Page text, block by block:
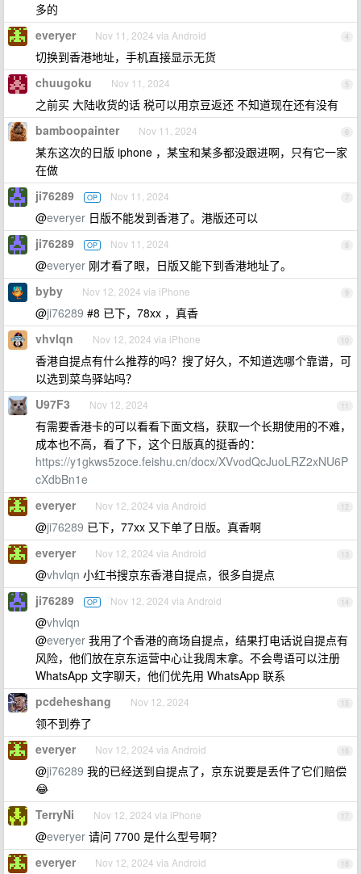
多的
4
everyer Nov 11, 2024 via Android
切换到香港地址，手机直接显示无货
5
chuugoku Nov 11, 2024
之前买 大陆收货的话 税可以用京豆返还 不知道现在还有没有
6
bamboopainter Nov 11, 2024
某东这次的日版 iphone ，某宝和某多都没跟进啊，只有它一家
在做
7
ji76289 OP Nov 11, 2024
@everyer 日版不能发到香港了。港版还可以
8
ji76289 OP Nov 11, 2024
@everyer 刚才看了眼，日版又能下到香港地址了。
9
byby Nov 12, 2024 via iPhone
@ji76289 #8 已下，78xx ，真香
10
vhvlqn Nov 12, 2024 via iPhone
香港自提点有什么推荐的吗？搜了好久，不知道选哪个靠谱，可
以选到菜鸟驿站吗？
11
U97F3 Nov 12, 2024
有需要香港卡的可以看看下面文档，获取一个长期使用的不难，
成本也不高，看了下，这个日版真的挺香的：
https://y1gkws5zoce.feishu.cn/docx/XVvodQcJuoLRZ2xNU6P
cXdbBn1e
12
everyer Nov 12, 2024 via Android
@ji76289 已下，77xx 又下单了日版。真香啊
13
everyer Nov 12, 2024 via Android
@vhvlqn 小红书搜京东香港自提点，很多自提点
14
ji76289 OP Nov 12, 2024 via Android
@vhvlqn
@everyer 我用了个香港的商场自提点，结果打电话说自提点有
风险，他们放在京东运营中心让我周末拿。不会粤语可以注册
WhatsApp 文字聊天，他们优先用 WhatsApp 联系
15
pcdeheshang Nov 12, 2024
领不到券了
16
everyer Nov 12, 2024 via Android
@ji76289 我的已经送到自提点了，京东说要是丢件了它们赔偿
😂
17
TerryNi Nov 12, 2024 via iPhone
@everyer 请问 7700 是什么型号啊？
18
everyer Nov 12, 2024 via Android